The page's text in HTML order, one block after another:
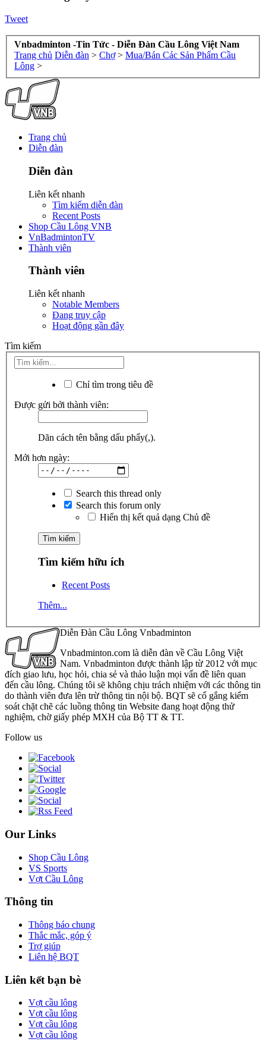
Tweet
Vnbadminton -Tin Tức - Diễn Đàn Cầu Lông Việt Nam
Trang chủ Diễn đàn > Chợ > Mua/Bán Các Sản Phẩm Cầu
Lông >
Trang chủ
Diễn đàn
Diễn đàn
Liên kết nhanh
Tìm kiếm diễn đàn
Recent Posts
Shop Cầu Lông VNB
VnBadmintonTV
Thành viên
Thành viên
Liên kết nhanh
Notable Members
Đang truy cập
Hoạt động gần đây
Tìm kiếm
Chỉ tìm trong tiêu đề
Được gửi bởi thành viên:
Dãn cách tên bằng dấu phẩy(,).
Mới hơn ngày:
Search this thread only
Search this forum only
Hiển thị kết quả dạng Chủ đề
Tìm kiếm hữu ích
Recent Posts
Thêm...
Diễn Đàn Cầu Lông Vnbadminton
Vnbadminton.com là diễn đàn về Cầu Lông Việt
Nam. Vnbadminton được thành lập từ 2012 với mục
đích giao lưu, học hỏi, chia sẻ và thảo luận mọi vấn đề liên quan
đến cầu lông. Chúng tôi sẽ không chịu trách nhiệm với các thông tin
do thành viên đưa lên trừ thông tin nội bộ. BQT sẽ cố gắng kiểm
soát chặt chẽ các luồng thông tin Website đang hoạt động thử
nghiệm, chờ giấy phép MXH của Bộ TT & TT.
Follow us
Our Links
Shop Cầu Lông
VS Sports
Vợt Cầu Lông
Thông tin
Thông báo chung
Thắc mắc, góp ý
Trợ giúp
Liên hệ BQT
Liên kết bạn bè
Vợt cầu lông
Vợt cầu lông
Vợt cầu lông
Vợt cầu lông